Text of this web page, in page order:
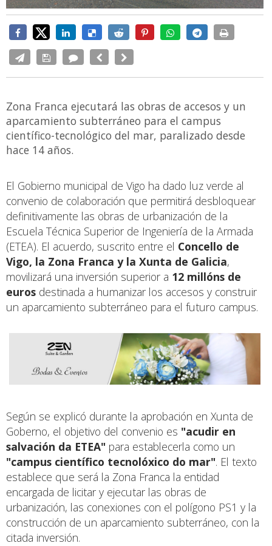
Zona Franca ejecutará las obras de accesos y un
aparcamiento subterráneo para el campus
científico-tecnológico del mar, paralizado desde
hace 14 años.
El Gobierno municipal de Vigo ha dado luz verde al
convenio de colaboración que permitirá desbloquear
definitivamente las obras de urbanización de la
Escuela Técnica Superior de Ingeniería de la Armada
(ETEA). El acuerdo, suscrito entre el Concello de
Vigo, la Zona Franca y la Xunta de Galicia,
movilizará una inversión superior a 12 millóns de
euros destinada a humanizar los accesos y construir
un aparcamiento subterráneo para el futuro campus.
Según se explicó durante la aprobación en Xunta de
Goberno, el objetivo del convenio es "acudir en
salvación da ETEA" para establecerla como un
"campus científico tecnolóxico do mar". El texto
establece que será la Zona Franca la entidad
encargada de licitar y ejecutar las obras de
urbanización, las conexiones con el polígono PS1 y la
construcción de un aparcamiento subterráneo, con la
citada inversión.